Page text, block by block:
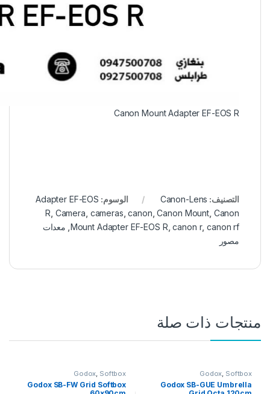
Canon Mount Adapter EF-EOS R
التصنيف: Canon-Lens الوسوم: Adapter EF-EOS
R Camera cameras ,canon ,Canon Mount, Canon
Mount Adapter EF-EOS R ,canon r,canon rf
معدات
مصور
منتجات ذات صلة
Godox, Softbox
Godox SB-GUE Umbrella
Godox, Softbox
Godox SB-FW Grid Softbox